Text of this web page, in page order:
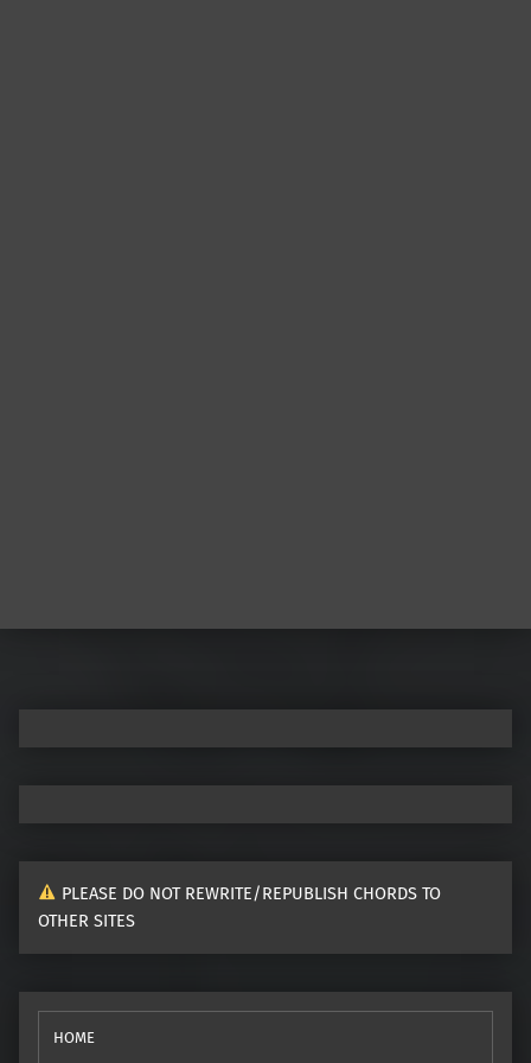
Post navigation
PLEASE DO NOT REWRITE/REPUBLISH CHORDS TO
OTHER SITES
HOME